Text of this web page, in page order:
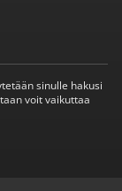
sinulle hakusi
voit vaikuttaa